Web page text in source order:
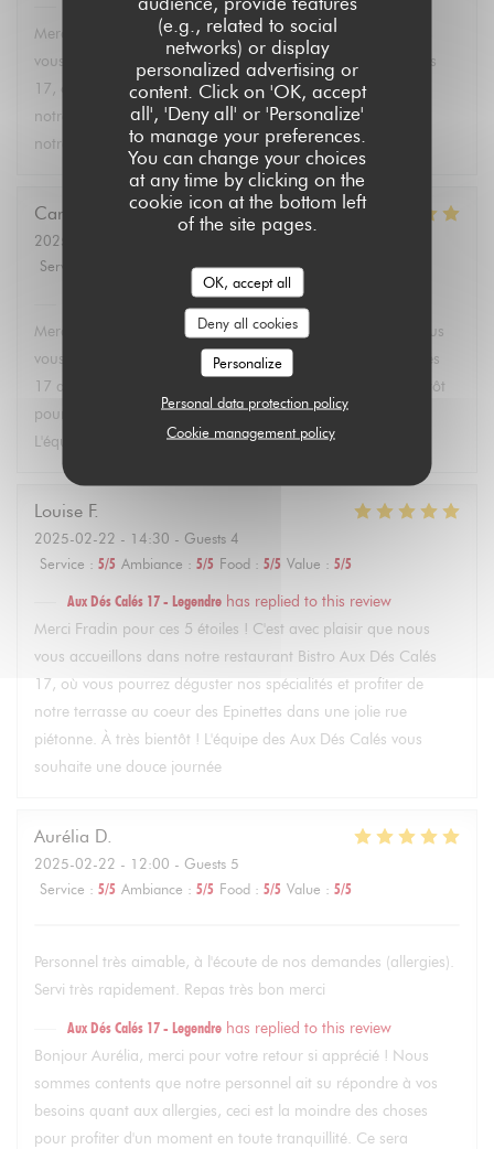
(e.g., related to social
networks) or display
personalized advertising or
content. Click on 'OK, accept
all', 'Deny all' or 'Personalize'
to manage your preferences.
You can change your choices
at any time by clicking on the
cookie icon at the bottom left
of the site pages.
OK, accept all
Deny all cookies
Personalize
Personal data protection policy
Cookie management policy
Aux Dés Calés 17 - Legendre has replied to this review
Merci Martin pour vos 5 étoiles ! C'est avec plaisir que nous
vous accueillons dans notre restaurant Bistro Aux Dés Calés
17, où vous pourrez découvrir dès l'arrivée des beaux jours
notre terrasse et nos plats faits maison. À très bientôt dans
notre bistro à Paris ! L'équipe des Aux Dés Calés.
Caroline
2025-02-21
Service
5/5 Food: 5/5 Value
Aux Dés Calés 17 - Legendre has replied to this review
Merci Caroline pour ces 5 étoiles ! C'est avec plaisir que nous
vous accueillons dans notre Restaurant Bistro Aux Dés Calés
17 au coeur des Epinettes. Nous espérons vous revoir bientôt
pour profiter de notre terrasse et de nos plats faits maison.
L'équipe des Aux Dés Calés vous souhaite une jolie journée
Louise F
2025-02-22 - 14:30 - Guests 4
Service : 5/5 Ambiance : 5/5 Food : 5/5 Value : 5/5
Aux Dés Calés 17 - Legendre has replied to this review
Merci Fradin pour ces 5 étoiles ! C'est avec plaisir que nous
vous accueillons dans notre restaurant Bistro Aux Dés Calés
17, où vous pourrez déguster nos spécialités et profiter de
notre terrasse au coeur des Epinettes dans une jolie rue
piétonne. À très bientôt ! L'équipe des Aux Dés Calés vous
souhaite une douce journée
Aurélia D
2025-02-22 - 12:00 - Guests 5
Service : 5/5 Ambiance : 5/5 Food : 5/5 Value : 5/5
Personnel très aimable, à l'écoute de nos demandes (allergies).
Servi très rapidement. Repas très bon merci
Aux Dés Calés 17 - Legendre has replied to this review
Bonjour Aurélia, merci pour votre retour si apprécié ! Nous
sommes contents que notre personnel ait su répondre à vos
besoins quant aux allergies, ceci est la moindre des choses
pour profiter d'un moment en toute tranquillité. Ce sera